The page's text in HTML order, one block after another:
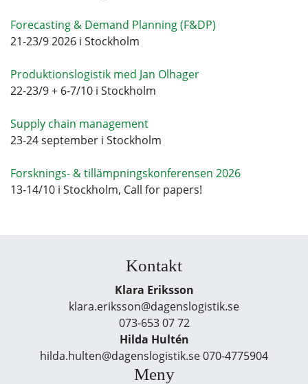
Forecasting & Demand Planning (F&DP)
21-23/9 2026 i Stockholm
Produktionslogistik med Jan Olhager
22-23/9 + 6-7/10 i Stockholm
Supply chain management
23-24 september i Stockholm
Forsknings- & tillämpningskonferensen 2026
13-14/10 i Stockholm, Call for papers!
Kontakt
Klara Eriksson
klara.eriksson@dagenslogistik.se
073-653 07 72
Hilda Hultén
hilda.hulten@dagenslogistik.se 070-4775904
Meny